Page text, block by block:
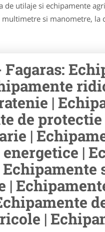
de utilaje si echipamente
si manometre,
|
de protectie
|
|
|
|